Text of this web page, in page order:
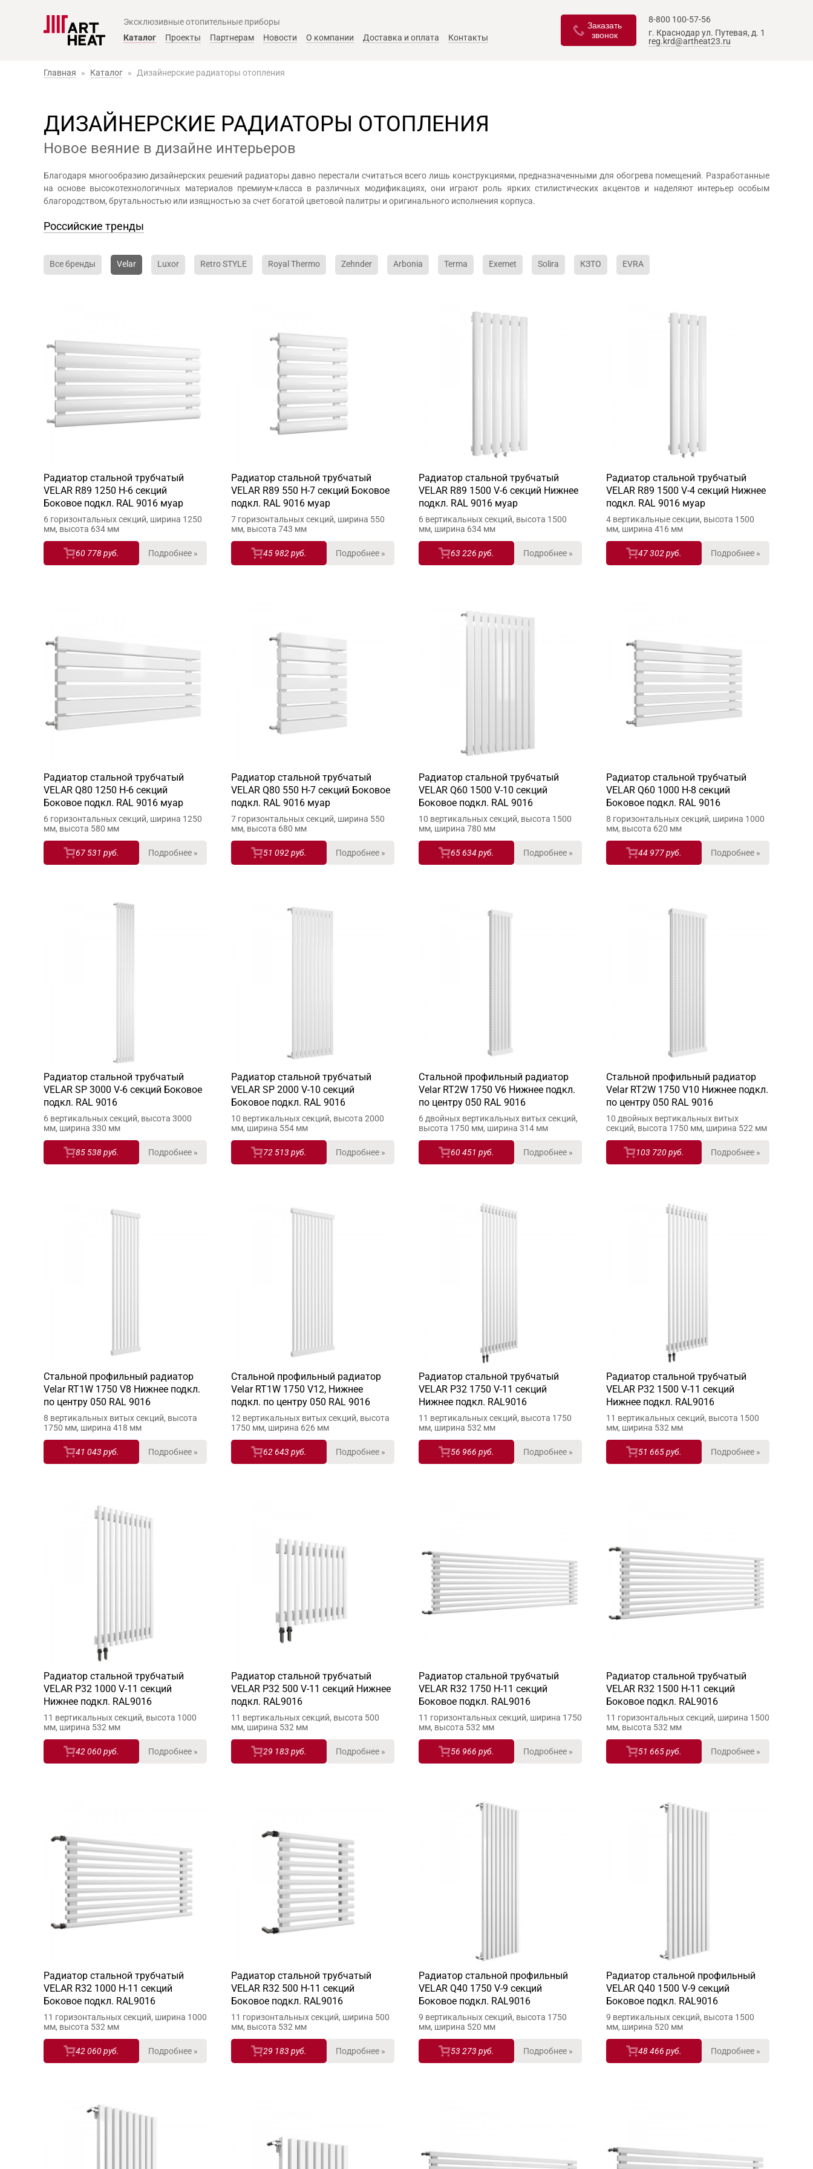
Эксклюзивные отопительные приборы
Главное меню
Каталог Проекты Партнерам Новости О компании Доставка и оплата Контакты
Заказать
звонок
8-800 100-57-56
г. Краснодарул. Путевая, д. 1
reg.krd@artheat23.ru
Главная » Каталог » Дизайнерские радиаторы отопления
ДИЗАЙНЕРСКИЕ РАДИАТОРЫ ОТОПЛЕНИЯ
Новое веяние в дизайне интерьеров
Благодаря многообразию дизайнерских решений радиаторы давно перестали считаться всего лишь конструкциями, предназначенными для обогрева помещений. Разработанные
на основе высокотехнологичных материалов премиум-класса в различных модификациях, они играют роль ярких стилистических акцентов и наделяют интерьер особым
благородством, брутальностью или изящностью за счет богатой цветовой палитры и оригинального исполнения корпуса.
Российские тренды
Все бренды Velar Luxor Retro STYLE Royal Thermo Zehnder Arbonia Terma Exemet Solira КЗТО EVRA
Радиатор стальной трубчатый
VELAR R89 1250 H-6 секций
Боковое подкл. RAL 9016 муар
6 горизонтальных секций, ширина 1250
мм, высота 634 мм
60 778 руб. Подробнее »
Радиатор стальной трубчатый
VELAR R89 550 H-7 секций Боковое
подкл. RAL 9016 муар
7 горизонтальных секций, ширина 550
мм, высота 743 мм
45 982 руб. Подробнее »
Радиатор стальной трубчатый
VELAR R89 1500 V-6 секций Нижнее
подкл. RAL 9016 муар
6 вертикальных секций, высота 1500
мм, ширина 634 мм
63 226 руб. Подробнее »
Радиатор стальной трубчатый
VELAR R89 1500 V-4 секций Нижнее
подкл. RAL 9016 муар
4 вертикальные секции, высота 1500
мм, ширина 416 мм
47 302 руб. Подробнее »
Радиатор стальной трубчатый
VELAR Q80 1250 H-6 секций
Боковое подкл. RAL 9016 муар
6 горизонтальных секций, ширина 1250
мм, высота 580 мм
67 531 руб. Подробнее »
Радиатор стальной трубчатый
VELAR Q80 550 H-7 секций Боковое
подкл. RAL 9016 муар
7 горизонтальных секций, ширина 550
мм, высота 680 мм
51 092 руб. Подробнее »
Радиатор стальной трубчатый
VELAR Q60 1500 V-10 секций
Боковое подкл. RAL 9016
10 вертикальных секций, высота 1500
мм, ширина 780 мм
65 634 руб. Подробнее »
Радиатор стальной трубчатый
VELAR Q60 1000 H-8 секций
Боковое подкл. RAL 9016
8 горизонтальных секций, ширина 1000
мм, высота 620 мм
44 977 руб. Подробнее »
Радиатор стальной трубчатый
VELAR SP 3000 V-6 секций Боковое
подкл. RAL 9016
6 вертикальных секций, высота 3000
мм, ширина 330 мм
85 538 руб. Подробнее »
Радиатор стальной трубчатый
VELAR SP 2000 V-10 секций
Боковое подкл. RAL 9016
10 вертикальных секций, высота 2000
мм, ширина 554 мм
72 513 руб. Подробнее »
Стальной профильный радиатор
Velar RT2W 1750 V6 Нижнее подкл.
по центру 050 RAL 9016
6 двойных вертикальных витых секций,
высота 1750 мм, ширина 314 мм
60 451 руб. Подробнее »
Стальной профильный радиатор
Velar RT2W 1750 V10 Нижнее подкл.
по центру 050 RAL 9016
10 двойных вертикальных витых
секций, высота 1750 мм, ширина 522 мм
103 720 руб. Подробнее »
Стальной профильный радиатор
Velar RT1W 1750 V8 Нижнее подкл.
по центру 050 RAL 9016
8 вертикальных витых секций, высота
1750 мм, ширина 418 мм
41 043 руб. Подробнее »
Стальной профильный радиатор
Velar RT1W 1750 V12, Нижнее
подкл. по центру 050 RAL 9016
12 вертикальных витых секций, высота
1750 мм, ширина 626 мм
62 643 руб. Подробнее »
Радиатор стальной трубчатый
VELAR P32 1750 V-11 секций
Нижнее подкл. RAL9016
11 вертикальных секций, высота 1750
мм, ширина 532 мм
56 966 руб. Подробнее »
Радиатор стальной трубчатый
VELAR P32 1500 V-11 секций
Нижнее подкл. RAL9016
11 вертикальных секций, высота 1500
мм, ширина 532 мм
51 665 руб. Подробнее »
Радиатор стальной трубчатый
VELAR P32 1000 V-11 секций
Нижнее подкл. RAL9016
11 вертикальных секций, высота 1000
мм, ширина 532 мм
42 060 руб. Подробнее »
Радиатор стальной трубчатый
VELAR P32 500 V-11 секций Нижнее
подкл. RAL9016
11 вертикальных секций, высота 500
мм, ширина 532 мм
29 183 руб. Подробнее »
Радиатор стальной трубчатый
VELAR R32 1750 H-11 секций
Боковое подкл. RAL9016
11 горизонтальных секций, ширина 1750
мм, высота 532 мм
56 966 руб. Подробнее »
Радиатор стальной трубчатый
VELAR R32 1500 H-11 секций
Боковое подкл. RAL9016
11 горизонтальных секций, ширина 1500
мм, высота 532 мм
51 665 руб. Подробнее »
Радиатор стальной трубчатый
VELAR R32 1000 H-11 секций
Боковое подкл. RAL9016
11 горизонтальных секций, ширина 1000
мм, высота 532 мм
42 060 руб. Подробнее »
Радиатор стальной трубчатый
VELAR R32 500 H-11 секций
Боковое подкл. RAL9016
11 горизонтальных секций, ширина 500
мм, высота 532 мм
29 183 руб. Подробнее »
Радиатор стальной профильный
VELAR Q40 1750 V-9 секций
Боковое подкл. RAL9016
9 вертикальных секций, высота 1750
мм, ширина 520 мм
53 273 руб. Подробнее »
Радиатор стальной профильный
VELAR Q40 1500 V-9 секций
Боковое подкл. RAL9016
9 вертикальных секций, высота 1500
мм, ширина 520 мм
48 466 руб. Подробнее »